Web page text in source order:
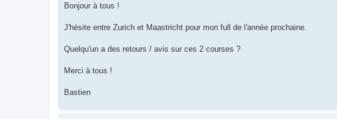
s
g
o
u
Bonjour à tous !
J'hésite entre Zurich et Maastricht pour mon full de l'année prochaine.
Quelqu'un a des retours / avis sur ces 2 courses ?
Merci à tous !
Bastien